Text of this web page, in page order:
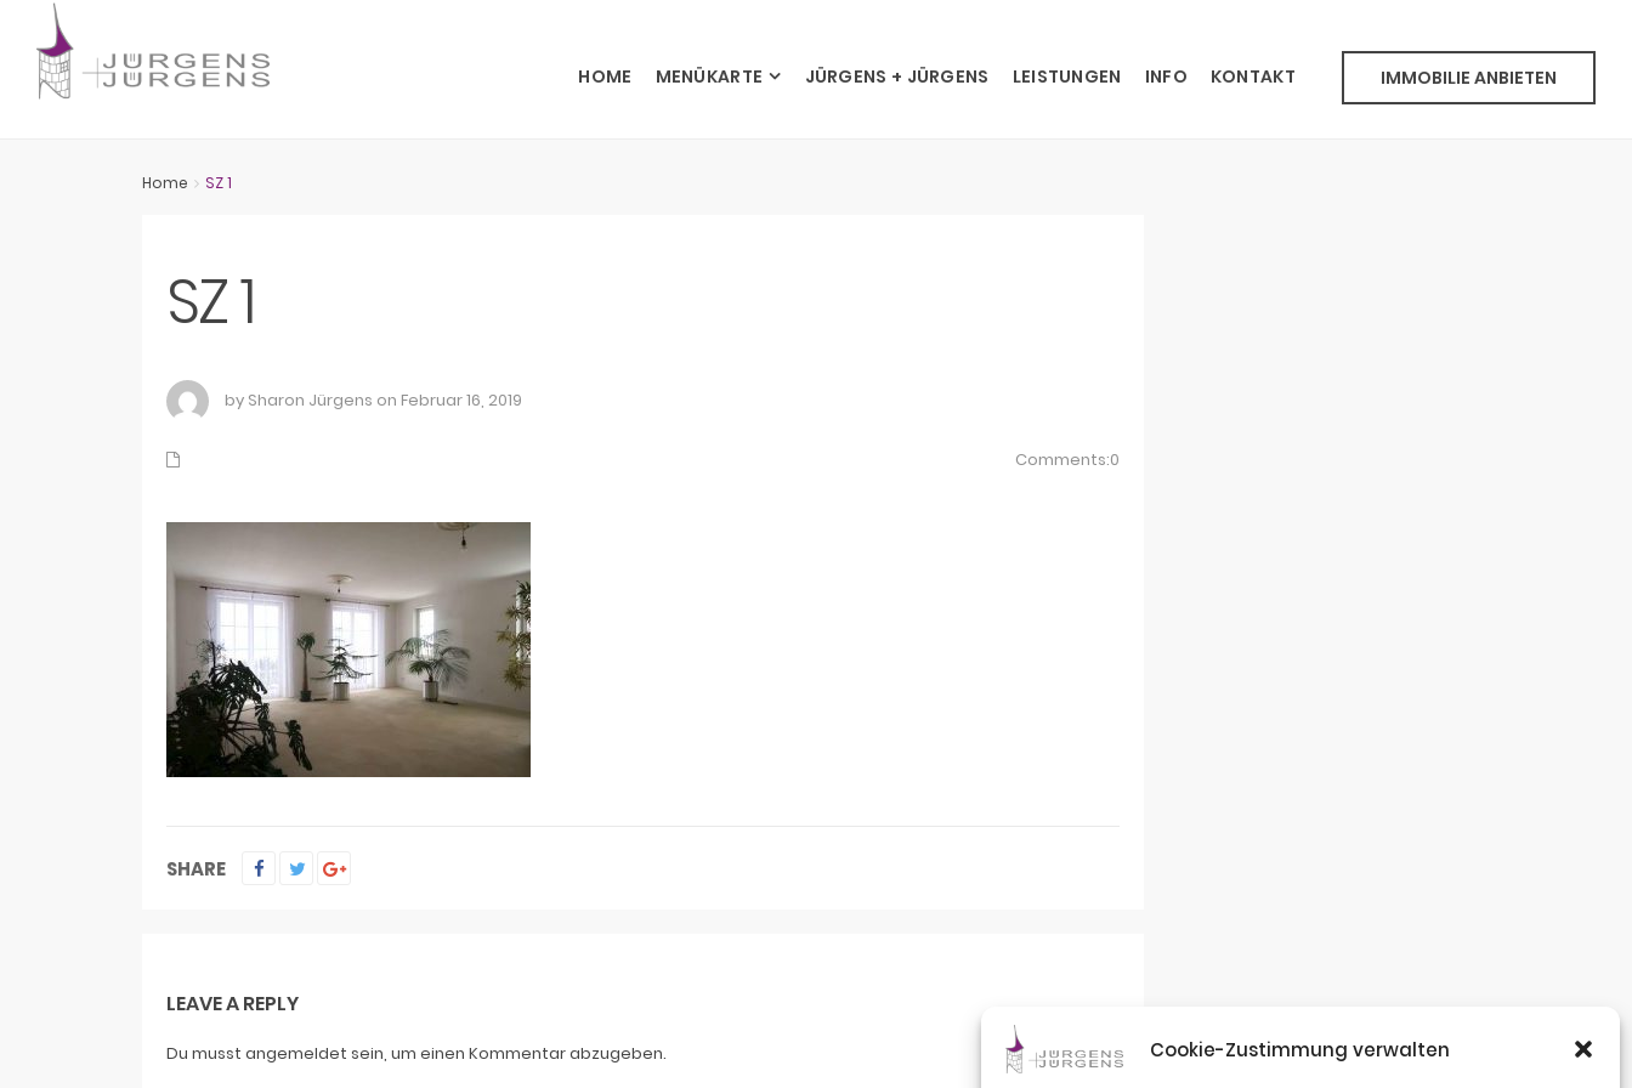
Cookie-Zustimmung verwalten
IMMOBILIE ANBIETEN
HOME MENÜKARTE JÜRGENS + JÜRGENS LEISTUNGEN INFO KONTAKT
Home SZ 1
SZ 1
by Sharon Jürgens on Februar 16, 2019
Comments:0
SHARE
LEAVE A REPLY
Du musst angemeldet sein, um einen Kommentar abzugeben.